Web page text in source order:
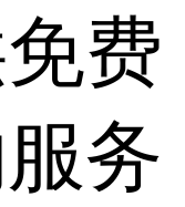
免费
服务